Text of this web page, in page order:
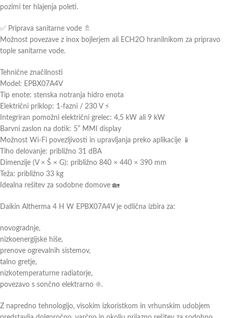
pozimi ter hlajenja poleti.
✅ Priprava sanitarne vode 🚿
Možnost povezave z inox bojlerjem ali ECH2O hranilnikom za pripravo
tople sanitarne vode.
Tehnične značilnosti
Model: EPBX07A4V
Tip enote: stenska notranja hidro enota
Električni priklop: 1-fazni / 230 V ⚡
Integriran pomožni električni grelec: 4,5 kW ali 9 kW
Barvni zaslon na dotik: 5” MMI display
Možnost Wi-Fi povezljivosti in upravljanja preko aplikacije 📱
Tiho delovanje: približno 31 dBA
Dimenzije (V × Š × G): približno 840 × 440 × 390 mm
Teža: približno 33 kg
Idealna rešitev za sodobne domove 🏡
Daikin Altherma 4 H W EPBX07A4V je odlična izbira za:
novogradnje,
nizkoenergijske hiše,
prenove ogrevalnih sistemov,
talno gretje,
nizkotemperaturne radiatorje,
povezavo s sončno elektrarno ☀️.
Z napredno tehnologijo, visokim izkoristkom in vrhunskim udobjem